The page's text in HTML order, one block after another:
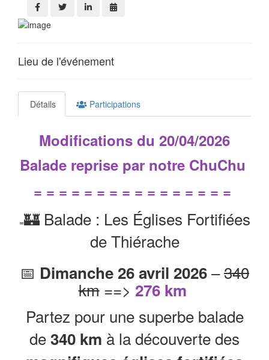
Lieu de l'événement
Détails Participations
Modifications du 20/04/2026
Balade reprise par notre ChuChu
= = = = = = = = = = = = = = = =
=🏰 Balade : Les Églises Fortifiées
de Thiérache
📅 Dimanche 26 avril 2026–340
km==> 276 km
Partez pour une superbe balade
de340 km à la découverte des